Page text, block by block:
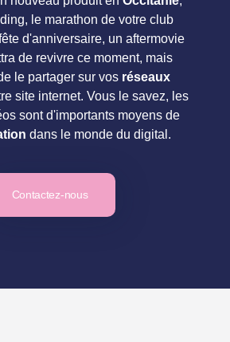
le marathon de votre club
d'anniversaire, un aftermovie
de revivre ce moment, mais
le partager sur vos réseaux
site internet. Vous le savez, les
sont d'importants moyens de
dans le monde du digital.
Contactez-nous